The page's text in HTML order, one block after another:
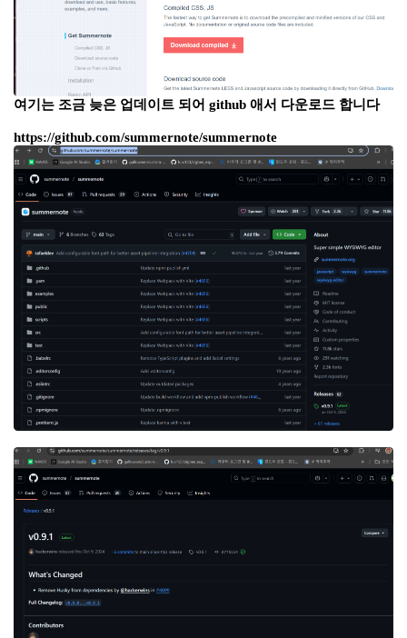
여기는 조금 늦은 업데이트 되어 github 애서 다운로드 합니다
https://github.com/summernote/summernote